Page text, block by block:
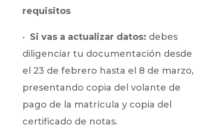
requisitos
• Si vas a actualizar datos: debes
diligenciar tu documentación desde
el 23 de febrero hasta el 8 de marzo,
presentando copia del volante de
pago de la matrícula y copia del
certificado de notas.